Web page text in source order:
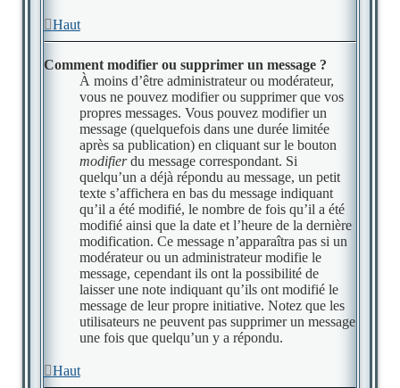
Haut
Comment modifier ou supprimer un message ?
À moins d’être administrateur ou modérateur,
vous ne pouvez modifier ou supprimer que vos
propres messages. Vous pouvez modifier un
message (quelquefois dans une durée limitée
après sa publication) en cliquant sur le bouton
modifierdu message correspondant. Si
quelqu’un a déjà répondu au message, un petit
texte s’affichera en bas du message indiquant
qu’il a été modifié, le nombre de fois qu’il a été
modifié ainsi que la date et l’heure de la dernière
modification. Ce message n’apparaîtra pas si un
modérateur ou un administrateur modifie le
message, cependant ils ont la possibilité de
laisser une note indiquant qu’ils ont modifié le
message de leur propre initiative. Notez que les
utilisateurs ne peuvent pas supprimer un message
une fois que quelqu’un y a répondu.
Haut